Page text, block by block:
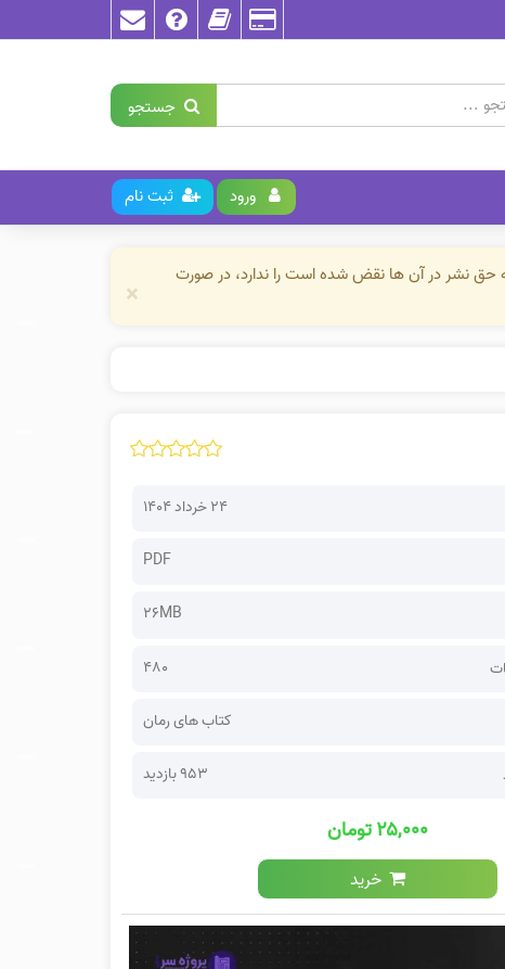
جستجو
ورود ثبت نام
حق نشر در آن ها نقض شده است را ندارد، در صورت
×
۲۴ خرداد ۱۴۰۴
PDF
26MB
480
کتاب های رمان
953 بازدید
۲۵,۰۰۰ تومان
خرید